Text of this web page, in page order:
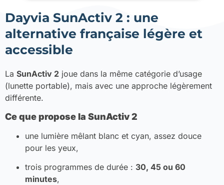
Dayvia SunActiv 2 : une
alternative française légère et
accessible
La SunActiv 2 joue dans la même catégorie d’usage
(lunette portable), mais avec une approche légèrement
différente.
Ce que propose la SunActiv 2
une lumière mêlant blanc et cyan, assez douce
pour les yeux,
trois programmes de durée : 30, 45 ou 60
minutes,